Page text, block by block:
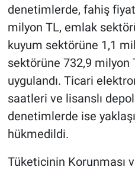
denetimlerde, fahiş
milyon TL, emlak
kuyum sektörüne 1,1
sektörüne 732,9 milyon
uygulandı. Ticari
saatleri ve lisanslı
denetimlerde ise
hükmedildi.
Tüketicinin Korunması